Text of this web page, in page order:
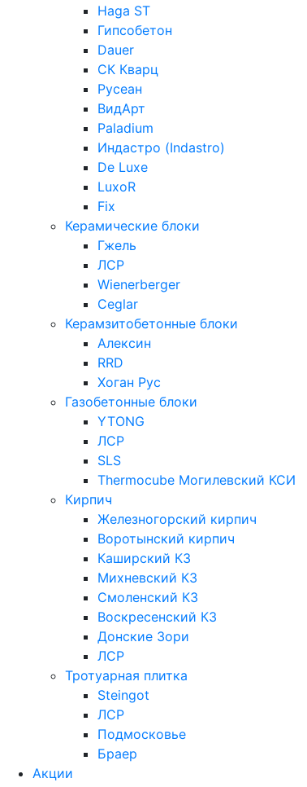
Haga ST
Гипсобетон
Dauer
СК Кварц
Русеан
ВидАрт
Paladium
Индастро (Indastro)
De Luxe
LuxoR
Fix
Керамические блоки
Гжель
ЛСР
Wienerberger
Ceglar
Керамзитобетонные блоки
Алексин
RRD
Хоган Рус
Газобетонные блоки
YTONG
ЛСР
SLS
Thermocube Могилевский КСИ
Кирпич
Железногорский кирпич
Воротынский кирпич
Каширский КЗ
Михневский КЗ
Смоленский КЗ
Воскресенский КЗ
Донские Зори
ЛСР
Тротуарная плитка
Steingot
ЛСР
Подмосковье
Браер
Акции